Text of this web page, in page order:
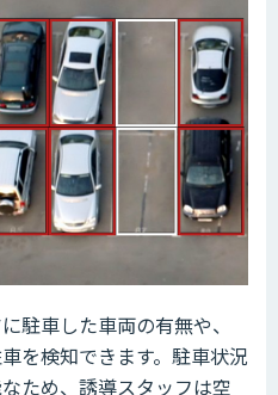
駐車した車両の有無や、
を検知できます。駐車状況
ため、誘導スタッフは空